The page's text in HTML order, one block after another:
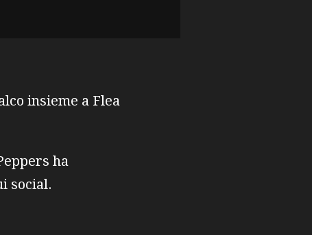
insieme a Flea
ha
social.